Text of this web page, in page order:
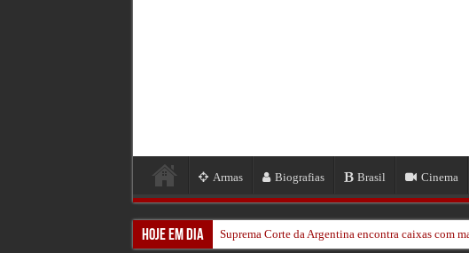
Armas Biografias Brasil Cinema
Hoje em Dia Suprema Corte da Argentina encontra caixas com